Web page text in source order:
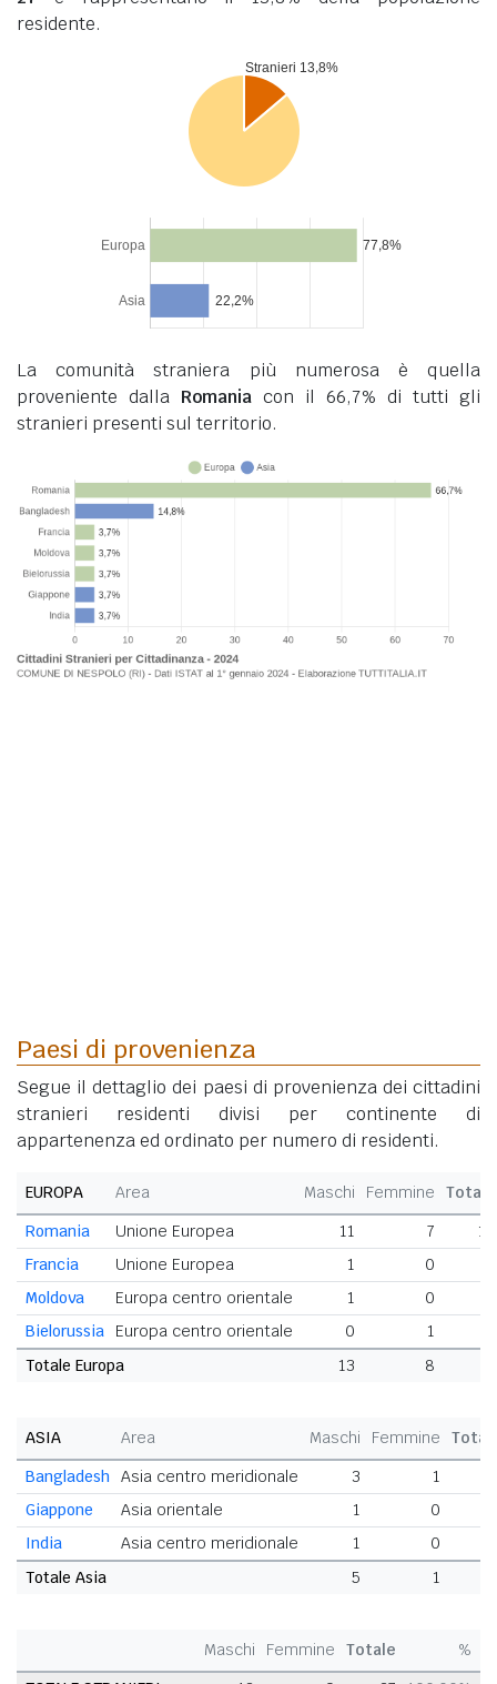
residente.
La comunità straniera più numerosa è quella
proveniente dalla Romania con il 66,7% di tutti gli
stranieri presenti sul territorio.
Paesi di provenienza
Segue il dettaglio dei paesi di provenienza dei cittadini
stranieri residenti divisi per continente di
appartenenza ed ordinato per numero di residenti.
EUROPA Area Maschi Femmine
Totale
Romania
Unione Europea 11 7
18
Francia
Unione Europea 1 0
Moldova
Europa centro orientale 1 0
Bielorussia
Europa centro orientale 0 1
Totale Europa
13 8
ASIA Area Maschi Femmine
Bangladesh
Asia centro meridionale 3 1
Giappone
Asia orientale 1 0
India
Asia centro meridionale 1 0
Totale Asia
5 1
Maschi Femmine Totale
%